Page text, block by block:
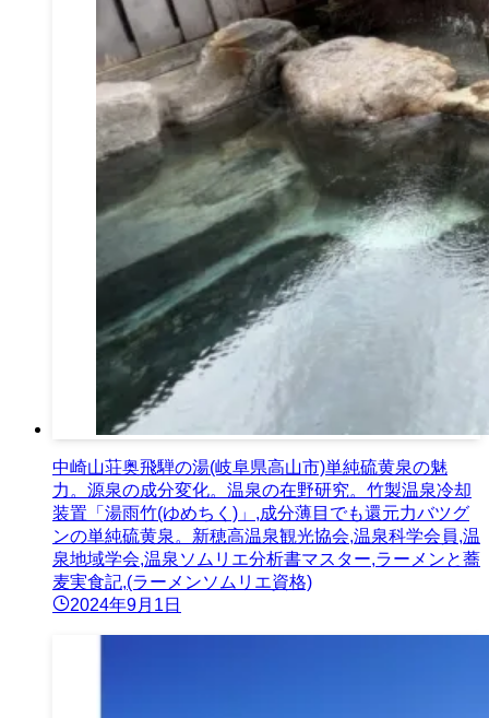
中崎山荘奥飛騨の湯(岐阜県高山市)単純硫黄泉の魅
力。源泉の成分変化。温泉の在野研究。竹製温泉冷却
装置「湯雨竹(ゆめちく)」,成分薄目でも還元力バツグ
ンの単純硫黄泉。新穂高温泉観光協会,温泉科学会員,温
泉地域学会,温泉ソムリエ分析書マスター,ラーメンと蕎
麦実食記,(ラーメンソムリエ資格)
2024年9月1日